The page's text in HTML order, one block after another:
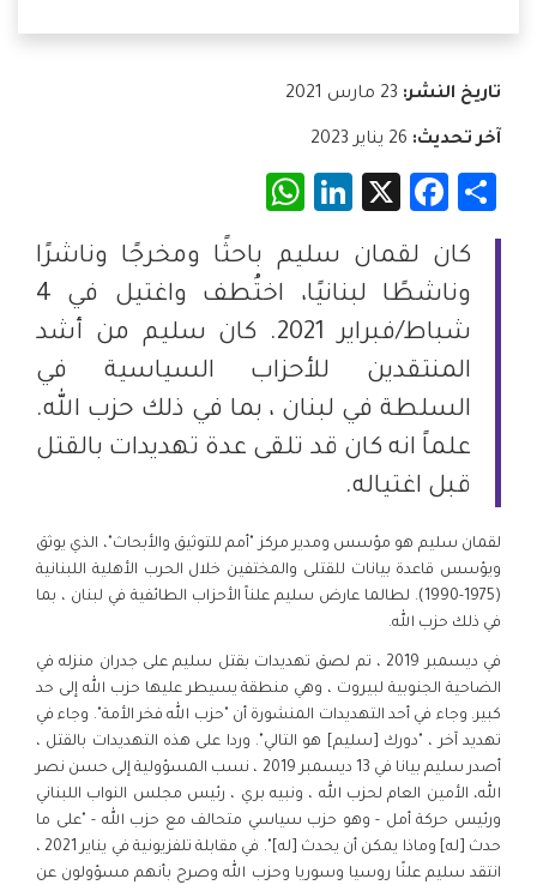
تاريخ النشر:
آخر تحديث:
Share
Facebook
LinkedIn
كان لقمان سليم باحثًا ومخرجًا وناشرًا
وناشطًا لبنانيًا، اختُطف واغتيل في 4
شباط/فبراير 2021. كان سليم من أشد
المنتقدين للأحزاب السياسية في
السلطة في لبنان ، بما في ذلك حزب الله.
علماً انه كان قد تلقى عدة تهديدات بالقتل
قبل اغتياله.
لقمان سليم هو مؤسس ومدير مركز "أمم للتوثيق والأبحاث‏"، الذي يوثق
ويؤسس قاعدة بيانات للقتلى والمختفين خلال الحرب الأهلية اللبنانية
(1975-1990). لطالما عارض سليم علناً الأحزاب الطائفية في لبنان ، بما
في ذلك حزب الله.
في ديسمبر 2019 ، تم لصق تهديدات بقتل سليم على جدران منزله في
الضاحية الجنوبية لبيروت ، وهي منطقة يسيطر عليها حزب الله إلى حد
كبير. وجاء في أحد التهديدات المنشورة أن "حزب الله فخر الأمة". وجاء في
تهديد آخر ، "دورك [سليم] هو التالي". وردا على هذه التهديدات بالقتل ،
أصدر سليم بيانا في 13 ديسمبر 2019 ، نسب المسؤولية إلى حسن نصر
الله، الأمين العام لحزب الله ، ونبيه بري ، رئيس مجلس النواب اللبناني
ورئيس حركة أمل - وهو حزب سياسي متحالف مع حزب الله - "على ما
حدث [له] وماذا يمكن أن يحدث [له]". في مقابلة تلفزيونية في يناير 2021 ،
انتقد سليم علنًا روسيا وسوريا وحزب الله وصرح بأنهم مسؤولون عن